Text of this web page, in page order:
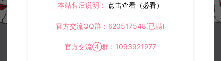
本站售后说明： 点击查看（必看）
官方交流QQ群：620517548(已满)
官方交流④群：1093921977